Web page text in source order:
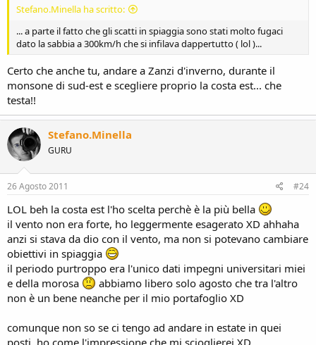
Stefano.Minella ha scritto:
... a parte il fatto che gli scatti in spiaggia sono stati molto fugaci
dato la sabbia a 300km/h che si infilava dappertutto ( lol )...
Certo che anche tu, andare a Zanzi d'inverno, durante il
monsone di sud-est e scegliere proprio la costa est... che
testa!!
Stefano.Minella
GURU
26 Agosto 2011 #24
LOL beh la costa est l'ho scelta perchè è la più bella
il vento non era forte, ho leggermente esagerato XD ahhaha
anzi si stava da dio con il vento, ma non si potevano cambiare
obiettivi in spiaggia
il periodo purtroppo era l'unico dati impegni universitari miei
e della morosa
abbiamo libero solo agosto che tra l'altro
non è un bene neanche per il mio portafoglio XD
comunque non so se ci tengo ad andare in estate in quei
posti, ho come l'impressione che mi scioglierei XD